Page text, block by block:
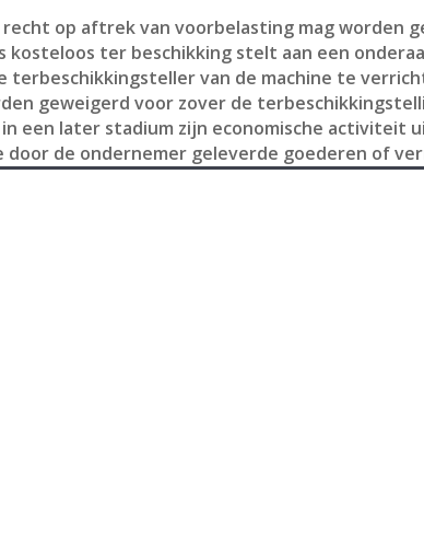
op aftrek van voorbelasting mag worden
ter beschikking stelt aan een
terbeschikkingsteller van de machine te
geweigerd voor zover de
een later stadium zijn economische activiteit
de ondernemer geleverde goederen of